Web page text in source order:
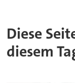
Diese
diesem